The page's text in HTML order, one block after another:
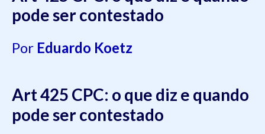
pode ser contestado
Por Eduardo Koetz
Art 425 CPC: o que diz e quando
pode ser contestado